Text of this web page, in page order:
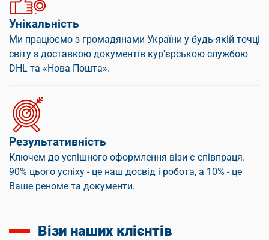
Унікальність
Ми працюємо з громадянами України у будь-якій точці
світу з доставкою документів кур'єрською службою
DHL та «Нова Пошта».
Результативність
Ключем до успішного оформлення візи є співпраця.
90% цього успіху - це наш досвід і робота, а 10% - це
Ваше реноме та документи.
Візи наших клієнтів